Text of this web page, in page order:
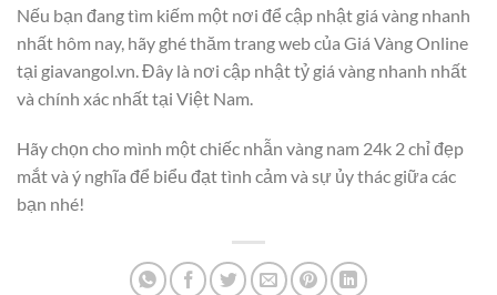
Nếu bạn đang tìm kiếm một nơi để cập nhật giá vàng nhanh
nhất hôm nay, hãy ghé thăm trang web của Giá Vàng Online
tại giavangol.vn. Đây là nơi cập nhật tỷ giá vàng nhanh nhất
và chính xác nhất tại Việt Nam.
Hãy chọn cho mình một chiếc nhẫn vàng nam 24k 2 chỉ đẹp
mắt và ý nghĩa để biểu đạt tình cảm và sự ủy thác giữa các
bạn nhé!